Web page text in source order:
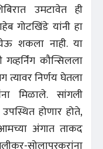
उमटावेत ही
गोटखिंडे यांनी हा
शकला नाही. या
कौन्सिलला
निर्णय घेतला
मिळाले. सांगली
होणार होते,
अंगात ताकद